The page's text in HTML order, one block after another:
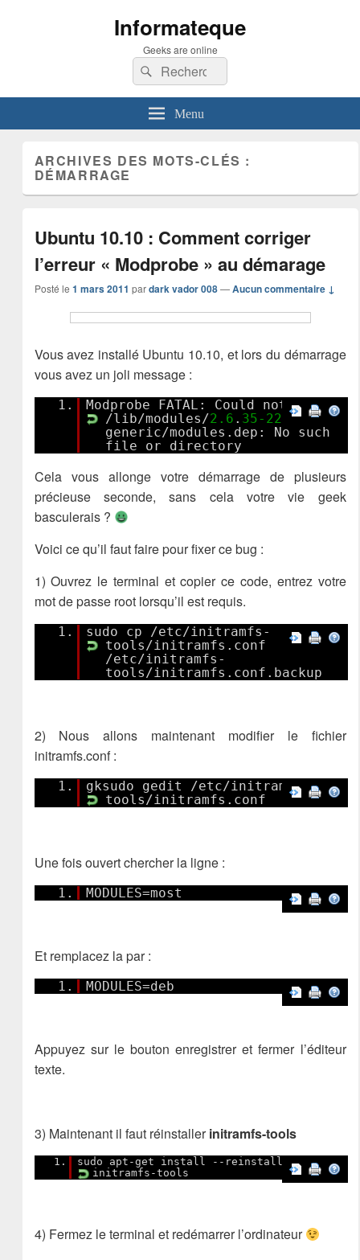
Informateque
Geeks are online
Recherche :
Rechercher
Menu
ARCHIVES DES MOTS-CLÉS :
DÉMARRAGE
Ubuntu 10.10 : Comment corriger
l’erreur « Modprobe » au démarage
Posté le 1 mars 2011 pardark vador 008 —Aucun commentaire ↓
Vous avez installé Ubuntu 10.10, et lors du démarrage
vous avez un joli message :
1.
Modprobe FATAL: Could not load
/lib/modules/2.6 . 35-22
generic/modules.dep: No such
file or directory
Cela vous allonge votre démarrage de plusieurs
précieuse seconde, sans cela votre vie geek
basculerais ?
Voici ce qu’il faut faire pour fixer ce bug :
1) Ouvrez le terminal et copier ce code, entrez votre
mot de passe root lorsqu’il est requis.
1.
sudo cp /etc/initramfs-
tools/initramfs.conf
/etc/initramfs-
tools/initramfs.conf.backup
2) Nous allons maintenant modifier le fichier
initramfs.conf :
1.
gksudo gedit /etc/initramfs-
tools/initramfs.conf
Une fois ouvert chercher la ligne :
1. MODULES=most
Et remplacez la par :
1. MODULES=deb
Appuyez sur le bouton enregistrer et fermer l’éditeur
texte.
3) Maintenant il faut réinstallerinitramfs-tools
1.
sudo apt-get install --reinstall
initramfs-tools
4) Fermez le terminal et redémarrer l’ordinateur